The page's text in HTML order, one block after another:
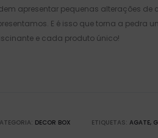
apresentar pequenas alterações de
E é isso que torna a pedra
e cada produto único!
DECOR BOX ETIQUETAS: AGATE